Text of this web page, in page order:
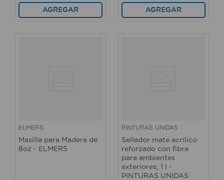
AGREGAR AGREGAR
ELMERS
Masilla para Madera de
8oz - ELMERS
PINTURAS UNIDAS
Sellador mate acrilico
reforzado con fibra
para ambientes
exteriores; 1 l -
PINTURAS UNIDAS